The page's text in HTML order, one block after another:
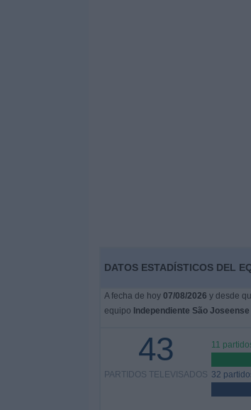
DATOS ESTADÍSTICOS DEL
A fecha de hoy 07/08/2026 y desde
equipo Independiente São Joseense
43
PARTIDOS TELEVISADOS
11
32